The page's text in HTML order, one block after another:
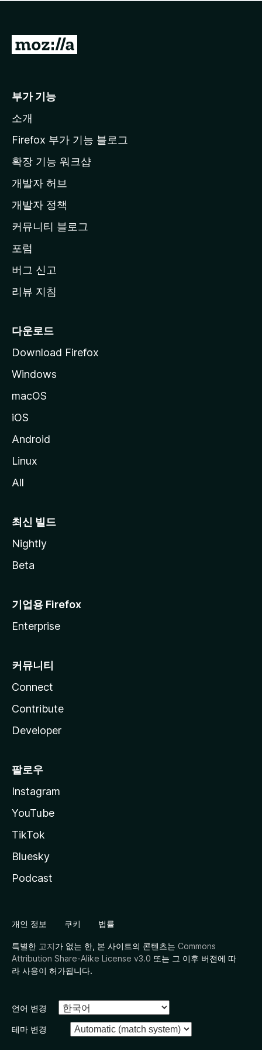
점
습
니
M
l
a
페
이
지
이
동
부가 기능
소개
Firefox 부가 기능 블로그
확장 기능 워크샵
개발자 허브
개발자 정책
커뮤니티 블로그
포럼
버그 신고
리뷰 지침
다운로드
Download Firefox
Windows
macOS
iOS
Android
Linux
All
최신 빌드
Nightly
Beta
기업용 Firefox
Enterprise
커뮤니티
Connect
Contribute
Developer
팔로우
Instagram
YouTube
TikTok
Bluesky
Podcast
개인 정보 쿠키 법률
특별한 고지가 없는 한, 본 사이트의 콘텐츠는 Commons
Attribution Share-Alike License v3.0 또는 그 이후 버전에 따
라 사용이 허가됩니다.
언어 변경
테마 변경